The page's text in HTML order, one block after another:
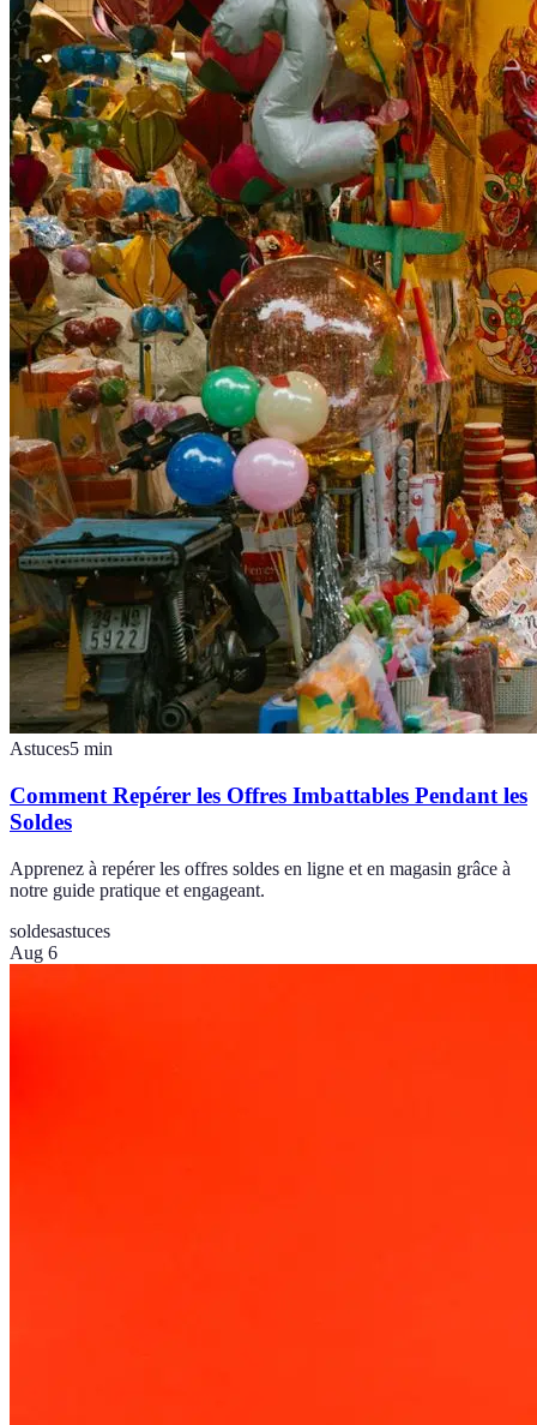
Astuces5 min
Comment Repérer les Offres Imbattables Pendant les
Soldes
Apprenez à repérer les offres soldes en ligne et en magasin grâce à
notre guide pratique et engageant.
soldesastuces
Aug 6